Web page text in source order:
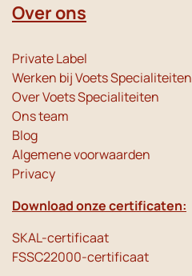
Over ons
Private Label
Werken bij Voets Specialiteiten
Over Voets Specialiteiten
Ons team
Blog
Algemene voorwaarden
Privacy
Download onze certificaten:
SKAL-certificaat
FSSC22000-certificaat